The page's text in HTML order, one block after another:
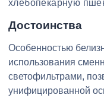
хлебопекарную
Достоинства
Особенностью
использования
светофильтрами,
унифицированной